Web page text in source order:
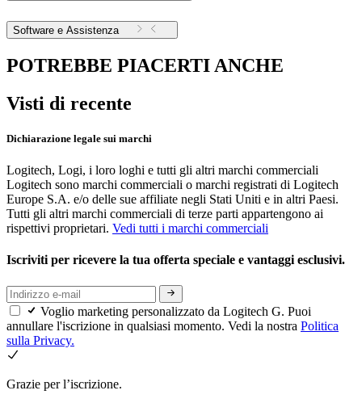
Software e Assistenza
POTREBBE PIACERTI ANCHE
Visti di recente
Dichiarazione legale sui marchi
Logitech, Logi, i loro loghi e tutti gli altri marchi commerciali
Logitech sono marchi commerciali o marchi registrati di Logitech
Europe S.A. e/o delle sue affiliate negli Stati Uniti e in altri Paesi.
Tutti gli altri marchi commerciali di terze parti appartengono ai
rispettivi proprietari. Vedi tutti i marchi commerciali
Iscriviti per ricevere la tua offerta speciale e vantaggi esclusivi.
Voglio marketing personalizzato da Logitech G. Puoi
annullare l'iscrizione in qualsiasi momento. Vedi la nostra Politica
sulla Privacy.
Grazie per l’iscrizione.